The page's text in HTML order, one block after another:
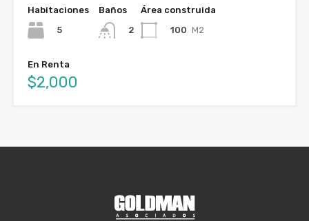
Habitaciones
5
Baños
2
Área construida
100 M2
En Renta
$2,000